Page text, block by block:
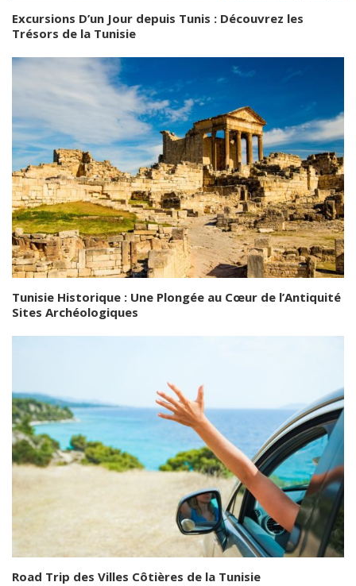
Excursions D’un Jour depuis Tunis : Découvrez les
Trésors de la Tunisie
Tunisie Historique : Une Plongée au Cœur de l’Antiquité
Sites Archéologiques
Road Trip des Villes Côtières de la Tunisie